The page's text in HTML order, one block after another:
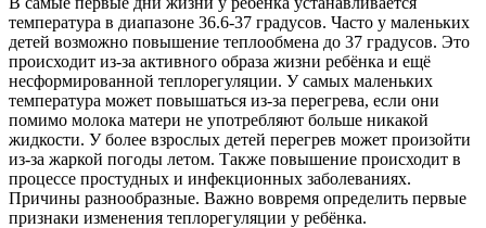
температура в диапазоне 36.6-37 градусов. Часто у маленьких
детей возможно повышение теплообмена до 37 градусов. Это
происходит из-за активного образа жизни ребёнка и ещё
несформированной теплорегуляции. У самых маленьких
температура может повышаться из-за перегрева, если они
помимо молока матери не употребляют больше никакой
жидкости. У более взрослых детей перегрев может произойти
из-за жаркой погоды летом. Также повышение происходит в
процессе простудных и инфекционных заболеваниях.
Причины разнообразные. Важно вовремя определить первые
признаки изменения теплорегуляции у ребёнка.